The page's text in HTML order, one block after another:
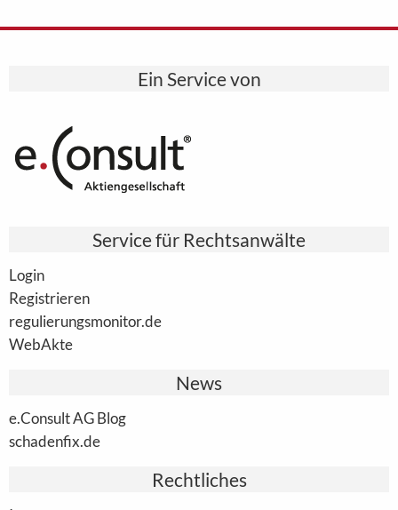
Ein Service von
Service für Rechtsanwälte
Login
Registrieren
regulierungsmonitor.de
WebAkte
News
e.Consult AG Blog
schadenfix.de
Rechtliches